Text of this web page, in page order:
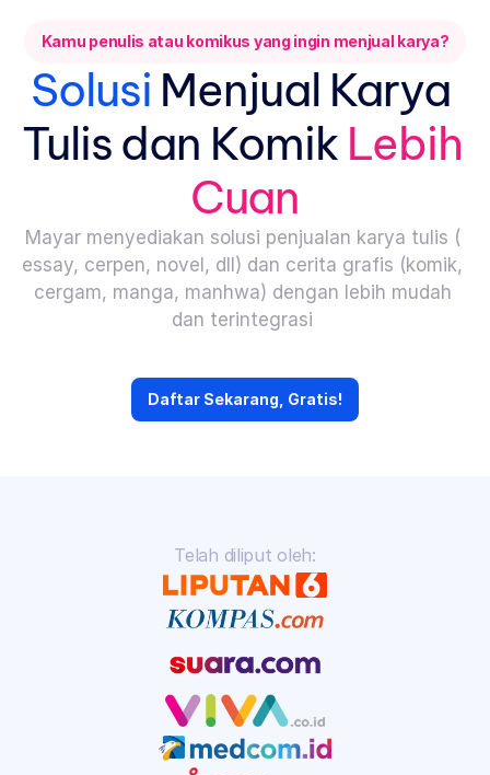
Kamu penulis atau komikus yang ingin menjual karya?
Solusi Menjual Karya
Tulis dan Komik Lebih
Cuan
Mayar menyediakan solusi penjualan karya tulis (
essay, cerpen, novel, dll) dan cerita grafis (komik,
cergam, manga, manhwa) dengan lebih mudah
dan terintegrasi
Dipercaya 149.969+ Bisnis
Daftar Sekarang, Gratis!
Telah diliput oleh: